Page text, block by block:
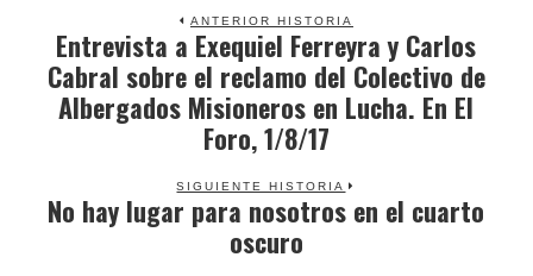
ANTERIOR HISTORIA
Previous
post:
Entrevista a Exequiel Ferreyra y Carlos
Cabral sobre el reclamo del Colectivo de
Albergados Misioneros en Lucha. En El
Foro, 1/8/17
SIGUIENTE HISTORIA
Next
post:
No hay lugar para nosotros en el cuarto
oscuro